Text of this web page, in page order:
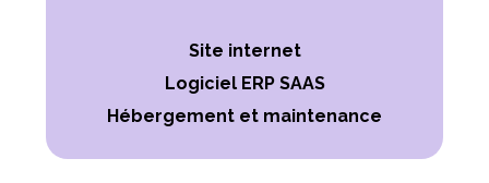
Site internet
Logiciel ERP SAAS
Hébergement et maintenance